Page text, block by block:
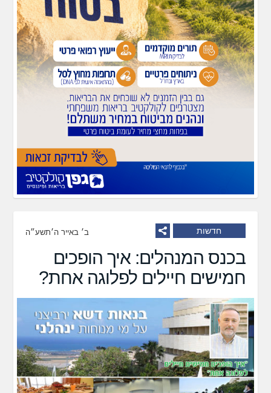
חדשות ב׳ באייר ה׳תשע״ה
בכנס המנהלים: איך הופכים
חמישים חיילים לפלוגה אחת?